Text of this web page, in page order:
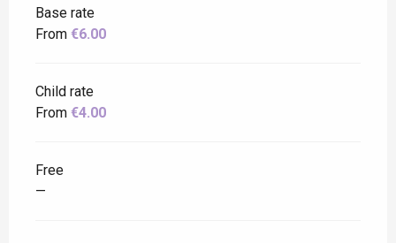
Base rate
From €6.00
Child rate
From €4.00
Free
—